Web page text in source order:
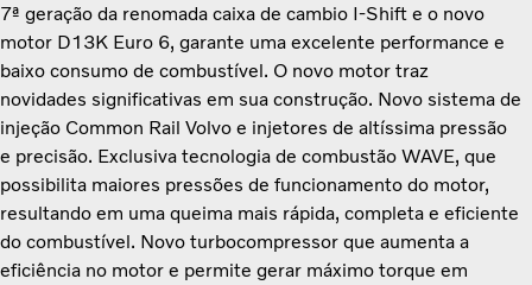
7ª geração da renomada caixa de cambio I-Shift e o novo
motor D13K Euro 6, garante uma excelente performance e
baixo consumo de combustível. O novo motor traz
novidades significativas em sua construção. Novo sistema de
injeção Common Rail Volvo e injetores de altíssima pressão
e precisão. Exclusiva tecnologia de combustão WAVE, que
possibilita maiores pressões de funcionamento do motor,
resultando em uma queima mais rápida, completa e eficiente
do combustível. Novo turbocompressor que aumenta a
eficiência no motor e permite gerar máximo torque em